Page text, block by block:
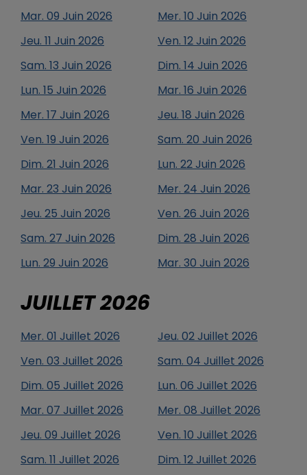
Mar. 09 Juin 2026 Mer. 10 Juin 2026
Jeu. 11 Juin 2026 Ven. 12Juin 2026
Sam. 13 Juin 2026 Dim. 14 Juin 2026
Lun. 15 Juin 2026 Mar. 16 Juin 2026
Mer. 17 Juin 2026 Jeu. 18 Juin 2026
Ven. 19 Juin 2026 Sam. 20 Juin 2026
Dim. 21 Juin 2026 Lun. 22Juin 2026
Mar. 23 Juin 2026 Mer. 24 Juin 2026
Jeu. 25 Juin 2026 Ven. 26 Juin 2026
Sam. 27 Juin 2026 Dim. 28 Juin 2026
Lun. 29 Juin 2026 Mar. 30 Juin 2026
JUILLET2026
Mer. 01 Juillet 2026 Jeu. 02Juillet 2026
Ven. 03 Juillet 2026 Sam. 04 Juillet 2026
Dim. 05 Juillet 2026 Lun. 06 Juillet 2026
Mar. 07 Juillet 2026 Mer. 08 Juillet 2026
Jeu. 09 Juillet 2026 Ven. 10 Juillet 2026
Sam. 11 Juillet 2026 Dim. 12Juillet 2026